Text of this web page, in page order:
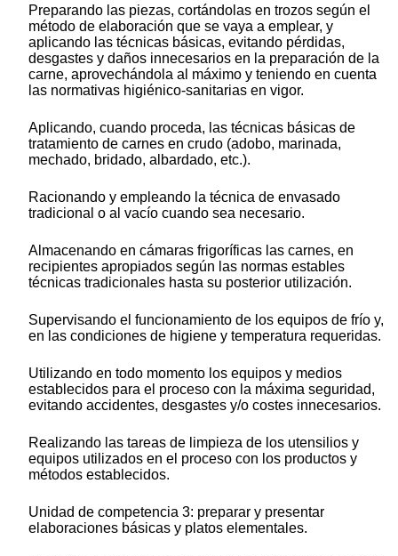
Preparando las piezas, cortándolas en trozos según el
método de elaboración que se vaya a emplear, y
aplicando las técnicas básicas, evitando pérdidas,
desgastes y daños innecesarios en la preparación de la
carne, aprovechándola al máximo y teniendo en cuenta
las normativas higiénico-sanitarias en vigor.
Aplicando, cuando proceda, las técnicas básicas de
tratamiento de carnes en crudo (adobo, marinada,
mechado, bridado, albardado, etc.).
Racionando y empleando la técnica de envasado
tradicional o al vacío cuando sea necesario.
Almacenando en cámaras frigoríficas las carnes, en
recipientes apropiados según las normas estables
técnicas tradicionales hasta su posterior utilización.
Supervisando el funcionamiento de los equipos de frío y,
en las condiciones de higiene y temperatura requeridas.
Utilizando en todo momento los equipos y medios
establecidos para el proceso con la máxima seguridad,
evitando accidentes, desgastes y/o costes innecesarios.
Realizando las tareas de limpieza de los utensilios y
equipos utilizados en el proceso con los productos y
métodos establecidos.
Unidad de competencia 3: preparar y presentar
elaboraciones básicas y platos elementales.